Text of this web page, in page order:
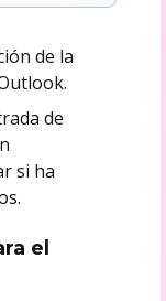
de la
de
si ha
el